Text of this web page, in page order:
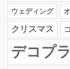
ウェディング
クリスマス
デコプ